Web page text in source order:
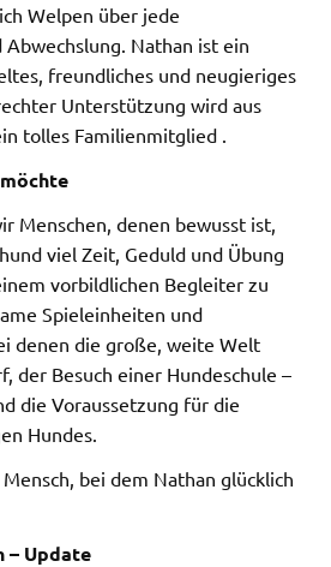
Welpen über jede
Nathan ist ein
freundliches und neugieriges
Unterstützung wird aus
tolles Familienmitglied .
Menschen, denen bewusst ist,
viel Zeit, Geduld und Übung
vorbildlichen Begleiter zu
Spieleinheiten und
denen die große, weite Welt
der Besuch einer Hundeschule –
die Voraussetzung für die
Hundes.
bei dem Nathan glücklich
– Update